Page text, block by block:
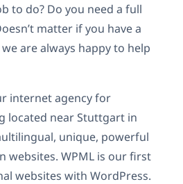
to do? Do you need a full
matter if you have a
are always happy to help
internet agency for
located near Stuttgart in
unique, powerful
websites. WPML is our first
websites with WordPress.